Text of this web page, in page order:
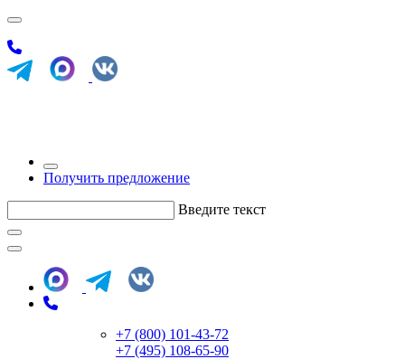
Получить предложение
Введите текст
+7 (800) 101-43-72
+7 (495) 108-65-90